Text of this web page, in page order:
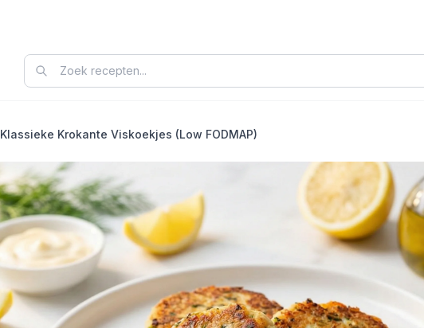
Klassieke Krokante Viskoekjes (Low FODMAP)